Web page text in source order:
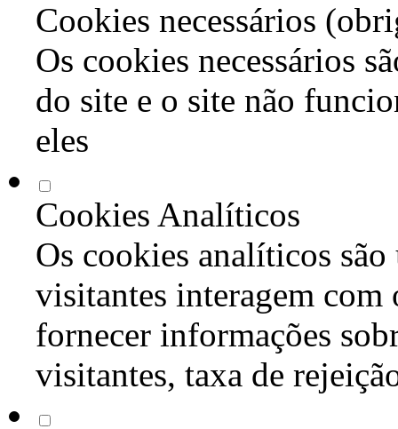
Cookies necessários
Os cookies necessários
do site e o site não
eles
Cookies Analíticos
Os cookies analíticos são
visitantes interagem com
fornecer informações
visitantes, taxa de